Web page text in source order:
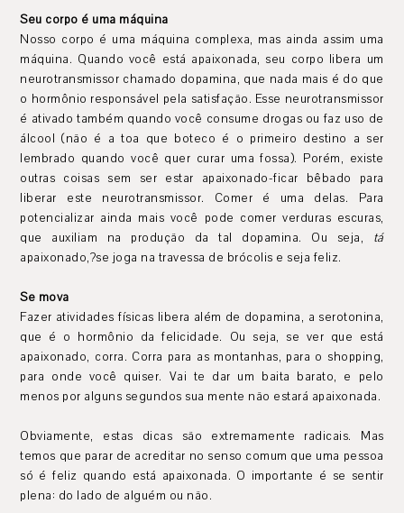
Seu corpo é uma máquina
Nosso corpo é uma máquina complexa, mas ainda assim uma
máquina. Quando você está apaixonada, seu corpo libera um
neurotransmissor chamado dopamina, que nada mais é do que
o hormônio responsável pela satisfação. Esse neurotransmissor
é ativado também quando você consume drogas ou faz uso de
álcool (não é a toa que boteco é o primeiro destino a ser
lembrado quando você quer curar uma fossa). Porém, existe
outras coisas sem ser estar apaixonado-ficar bêbado para
liberar este neurotransmissor. Comer é uma delas. Para
potencializar ainda mais você pode comer verduras escuras,
que auxiliam na produção da tal dopamina. Ou seja, tá
apaixonado,?se joga na travessa de brócolis e seja feliz.
Se mova
Fazer atividades físicas libera além de dopamina, a serotonina,
que é o hormônio da felicidade. Ou seja, se ver que está
apaixonado, corra. Corra para as montanhas, para o shopping,
para onde você quiser. Vai te dar um baita barato, e pelo
menos por alguns segundos sua mente não estará apaixonada.
Obviamente, estas dicas são extremamente radicais. Mas
temos que parar de acreditar no senso comum que uma pessoa
só é feliz quando está apaixonada. O importante é se sentir
plena: do lado de alguém ou não.